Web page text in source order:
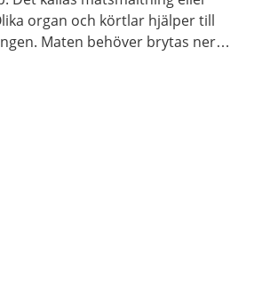
organ och körtlar hjälper till
Maten behöver brytas ner